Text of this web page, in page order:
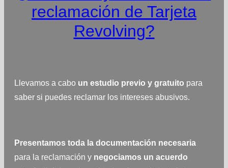
reclamación de Tarjeta
Revolving?
Llevamos a cabo un estudio previo y gratuito para
saber si puedes reclamar los intereses abusivos.
Presentamos toda la documentación necesaria
para la reclamación y negociamos un acuerdo